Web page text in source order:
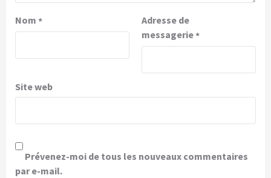
Nom *
Adresse de
messagerie*
Site web
Prévenez-moi de tous les nouveaux commentaires
par e-mail.